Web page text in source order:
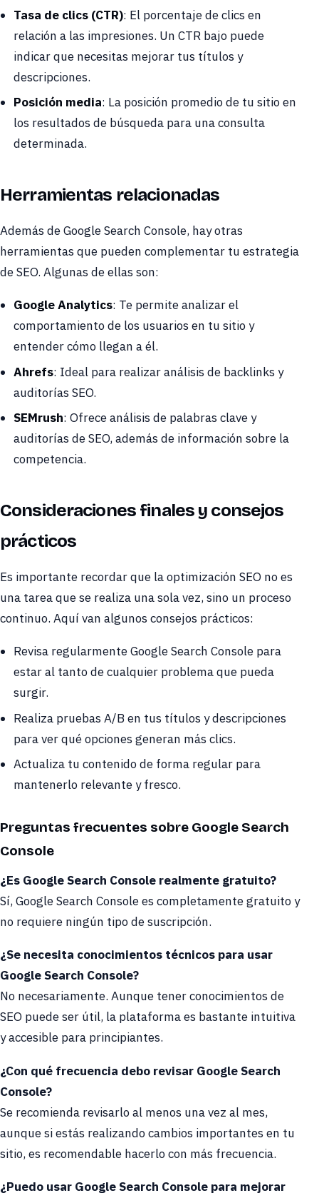
Tasa de clics (CTR): El porcentaje de clics en
relación a las impresiones. Un CTR bajo puede
indicar que necesitas mejorar tus títulos y
descripciones.
Posición media: La posición promedio de tu sitio en
los resultados de búsqueda para una consulta
determinada.
Herramientas relacionadas
Además de Google Search Console, hay otras
herramientas que pueden complementar tu estrategia
de SEO. Algunas de ellas son:
Google Analytics: Te permite analizar el
comportamiento de los usuarios en tu sitio y
entender cómo llegan a él.
Ahrefs: Ideal para realizar análisis de backlinks y
auditorías SEO.
SEMrush: Ofrece análisis de palabras clave y
auditorías de SEO, además de información sobre la
competencia.
Consideraciones finales y consejos
prácticos
Es importante recordar que la optimización SEO no es
una tarea que se realiza una sola vez, sino un proceso
continuo. Aquí van algunos consejos prácticos:
Revisa regularmente Google Search Console para
estar al tanto de cualquier problema que pueda
surgir.
Realiza pruebas A/B en tus títulos y descripciones
para ver qué opciones generan más clics.
Actualiza tu contenido de forma regular para
mantenerlo relevante y fresco.
Preguntas frecuentes sobre Google Search
Console
¿Es Google Search Console realmente gratuito?
Sí, Google Search Console es completamente gratuito y
no requiere ningún tipo de suscripción.
¿Se necesita conocimientos técnicos para usar
Google Search Console?
No necesariamente. Aunque tener conocimientos de
SEO puede ser útil, la plataforma es bastante intuitiva
y accesible para principiantes.
¿Con qué frecuencia debo revisar Google Search
Console?
Se recomienda revisarlo al menos una vez al mes,
aunque si estás realizando cambios importantes en tu
sitio, es recomendable hacerlo con más frecuencia.
¿Puedo usar Google Search Console para mejorar